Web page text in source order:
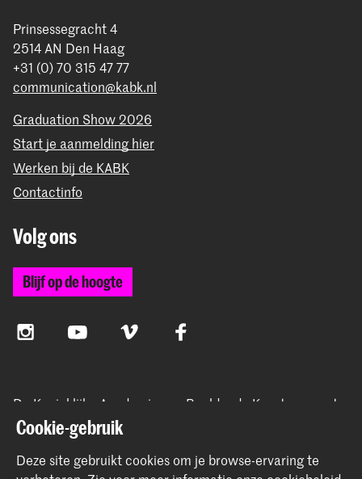
Prinsessegracht 4
2514 AN Den Haag
+31 (0) 70 315 47 77
communication@kabk.nl
Graduation Show 2026
Start je aanmelding hier
Werken bij de KABK
Contactinfo
Volg ons
Blijf op de hoogte
InstagramYouTube Vimeo Facebook
De Koninklijke Academie van Beeldende Kunsten vormt
samen met het Koninklijk Conservatorium de Hogeschool
der Kunsten Den Haag
Cookie-gebruik
Deze site gebruikt cookies om je browse-ervaring te